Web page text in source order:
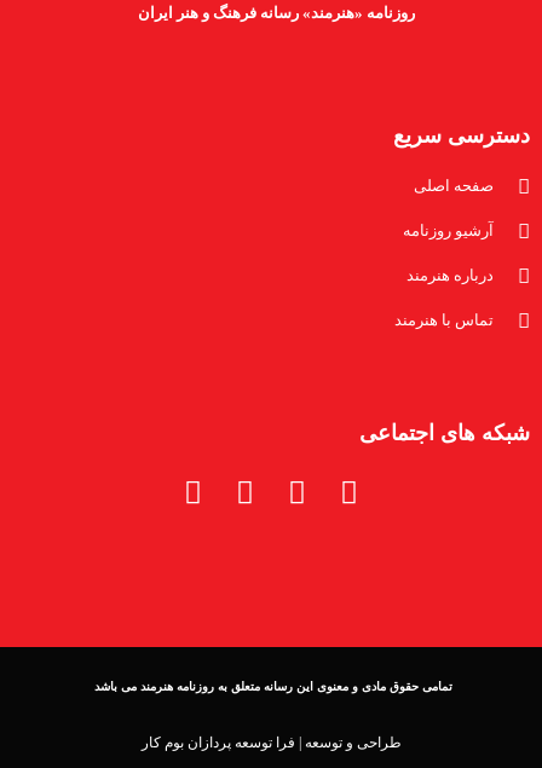
روزنامه «هنرمند» رسانه فرهنگ و هنر ایران
دسترسی سریع
صفحه اصلی
آرشیو روزنامه
درباره هنرمند
تماس با هنرمند
شبکه های اجتماعی
تمامی حقوق مادی و معنوی این رسانه متعلق به روزنامه هنرمند می باشد
طراحی و توسعه | فرا توسعه پردازان بوم کار